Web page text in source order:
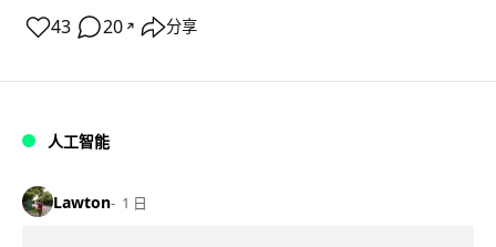
43 20 ↗ 分享
人工智能
Lawton 1 日